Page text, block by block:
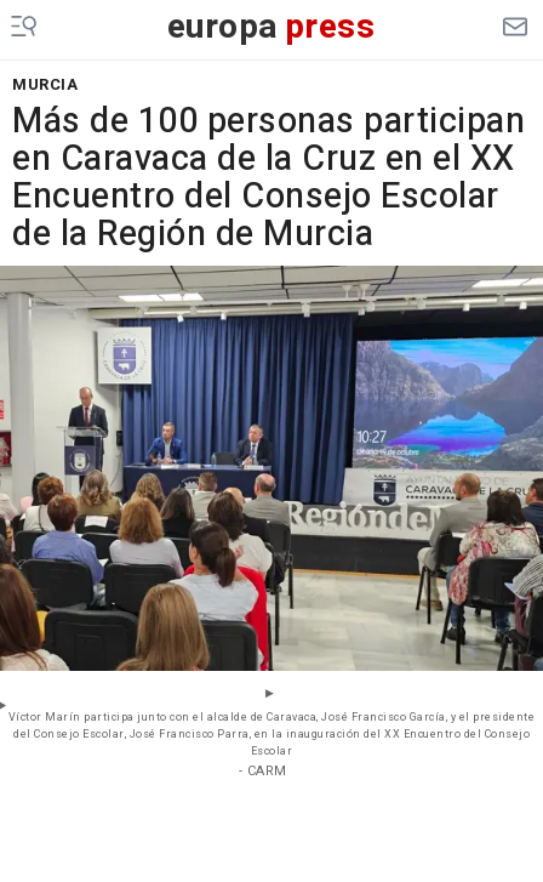
europa press
MURCIA
Más de 100 personas participan
en Caravaca de la Cruz en el XX
Encuentro del Consejo Escolar
de la Región de Murcia
Víctor Marín participa junto con el alcalde de Caravaca, José Francisco García, y el presidente
del Consejo Escolar, José Francisco Parra, en la inauguración del XX Encuentro del Consejo
Escolar
- CARM